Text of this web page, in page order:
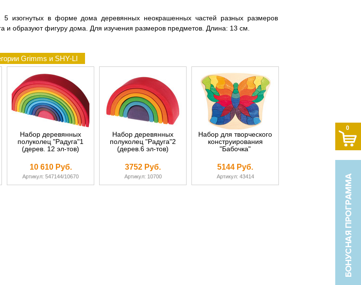
5 изогнутых в форме дома деревянных неокрашенных частей разных размеров
и образуют фигуру дома. Для изучения размеров предметов. Длина: 13 см.
Grimms и SHY-LI
Набор деревянных
полуколец "Радуга"1
(дерев. 12 эл-тов)
10 610 Руб.
Артикул: 547144/10670
Набор деревянных
полуколец "Радуга"2
(дерев.6 эл-тов)
3752 Руб.
Артикул: 10700
Набор для творческого
конструирования
"Бабочка"
5144 Руб.
Артикул: 43414
0